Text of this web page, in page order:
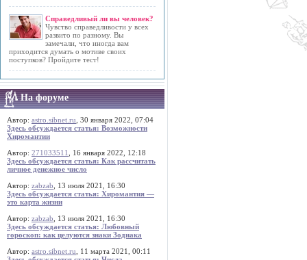
Справедливый ли вы человек?
Чувство справедливости у всех
развито по разному. Вы
замечали, что иногда вам
приходится думать о мотиве своих
поступков? Пройдите тест!
На форуме
Автор: astro.sibnet.ru , 30 января 2022, 07:04
Здесь обсуждается статья: Возможности
Хиромантии
Автор: 271033511
, 16 января 2022, 12:18
Здесь обсуждается статья: Как рассчитать
личное денежное число
Автор: zabzab , 13 июля 2021, 16:30
Здесь обсуждается статья: Хиромантия —
это карта жизни
Автор: zabzab , 13 июля 2021, 16:30
Здесь обсуждается статья: Любовный
гороскоп: как целуются знаки Зодиака
Автор: astro.sibnet.ru , 11 марта 2021, 00:11